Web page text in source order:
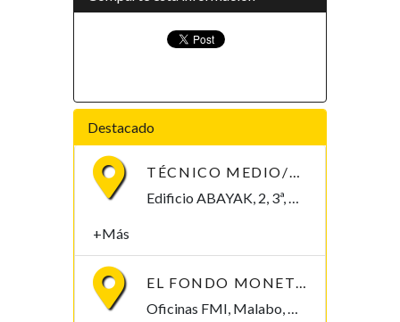
Destacado
+Más